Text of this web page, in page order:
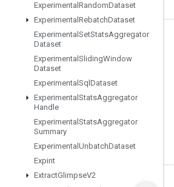
Experimental RandomDataset
Experimental RebatchDataset
Experimental SetStatsAggregator
Dataset
Experimental SlidingWindow
Dataset
Experimental Sql Dataset
Experimental StatsAggregator
Handle
Experimental StatsAggregator
Summary
Experimental UnbatchDataset
Expint
ExtractGlimpseV2
Giữ liên lạc
Diễn đàn
GitHub
Twitter